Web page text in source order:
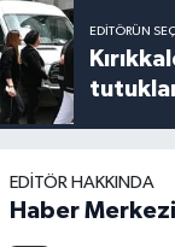
EDITÖRÜN
EDITÖR HAKKINDA
Haber Merkezi